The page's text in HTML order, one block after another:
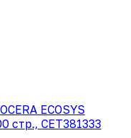
ECOSYS
стр., CET381333